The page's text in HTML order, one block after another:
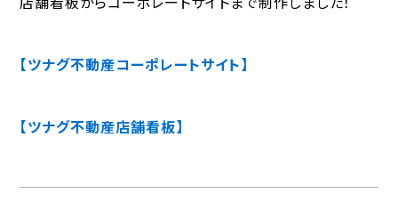
【ツナグ不動産コーポレートサイト】
【ツナグ不動産店舗看板】